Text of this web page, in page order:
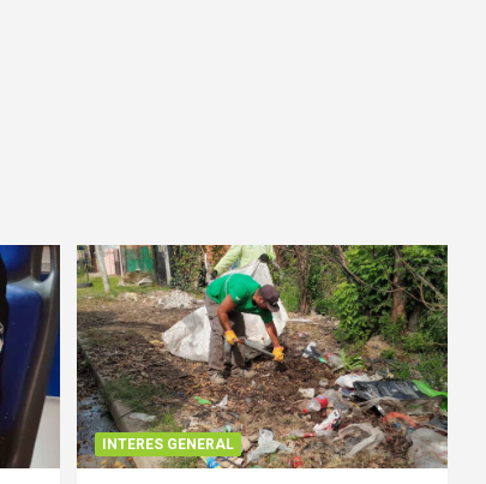
INTERES GENERAL